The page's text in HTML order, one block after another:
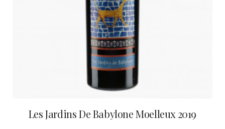
Les Jardins De Babylone Moelleux 2019